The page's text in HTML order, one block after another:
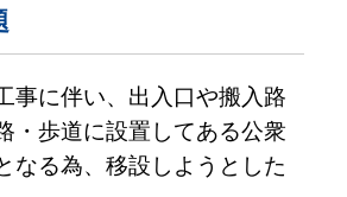
事に伴い、出入口や搬入路
・歩道に設置してある公衆
なる為、移設しようとした